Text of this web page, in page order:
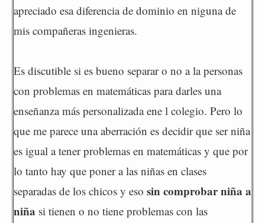
apreciado esa diferencia de dominio en niguna de
mis compañeras ingenieras.
Es discutible si es bueno separar o no a la personas
con problemas en matemáticas para darles una
enseñanza más personalizada ene l colegio. Pero lo
que me parece una aberración es decidir que ser niña
es igual a tener problemas en matemáticas y que por
lo tanto hay que poner a las niñas en clases
separadas de los chicos y eso sin comprobar niña a
niña si tienen o no tiene problemas con las